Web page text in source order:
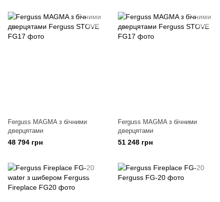
Ferguss MAGMA з бічними
дверцятами
48 794 грн
Ferguss MAGMA з бічними
дверцятами
51 248 грн